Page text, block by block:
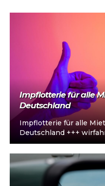
Impflotterie für alle
Deutschland
Impflotterie für alle
Deutschland +++
Impfkampagne der
[embed]https://
Die Gesundheit der